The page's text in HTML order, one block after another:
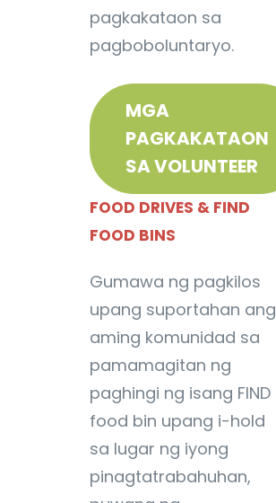
pagkakataon sa
pagboboluntaryo.
MGA
PAGKAKATAON
SA VOLUNTEER
FOOD DRIVES & FIND
FOOD BINS
Gumawa ng pagkilos
upang suportahan ang
aming komunidad sa
pamamagitan ng
paghingi ng isang FIND
food bin upang i-hold
sa lugar ng iyong
pinagtatrabahuhan,